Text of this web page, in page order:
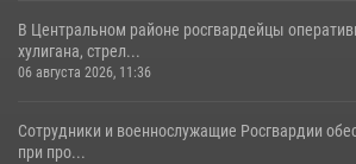
В Центральном районе росгвардейцы
хулигана, стрел...
06 августа 2026, 11:36
Сотрудники и военнослужащие Росгвардии
при про...